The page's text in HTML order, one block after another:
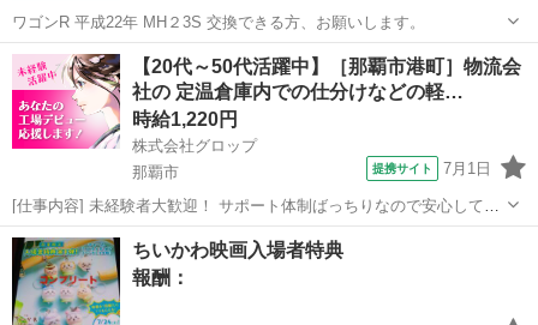
ワゴンR 平成22年 MH２3S 交換できる方、お願いします。
沖縄 うるま市 てだこ浦西駅 教えて
【20代～50代活躍中】［那覇市港町］物流会
社の 定温倉庫内での仕分けなどの軽…
時給1,220円
株式会社グロップ
那覇市
提携サイト 7月1日
[仕事内容] 未経験者大歓迎！ サポート体制ばっちりなので安心してス
タートできます。 【物流倉庫での仕分けや検品】 ◎仕事内容 （雇入
れ直後） 業者向けの酒類などの飲料、調味料、コンビニ製品や日用
品、食品を取り扱う 定...
沖縄 那覇市 仕分け
ちいかわ映画入場者特典
報酬：